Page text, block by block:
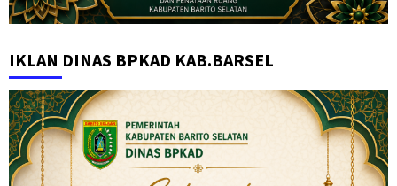
IKLAN DINAS BPKAD KAB.BARSEL